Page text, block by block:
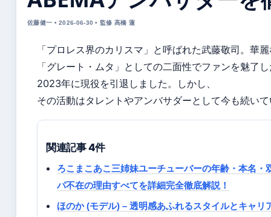
佐藤健一 • 2026-06-30 • 監修 高橋 蓮
「プロレス界のカリスマ」と呼ばれた武藤敬司。華
「グレート・ムタ」としての二面性でファンを魅了
2023年に現役を引退しました。しかし、
その活動はタレントやアンバサダーとして今も続い
関連記事 4件
ろこまこあこ三姉妹ユーチューバーの年齢・本名・
パ不在の理由すべてを詳細完全徹底解説！
ほのか (モデル) – 透明感あふれるスタイルとキャリ